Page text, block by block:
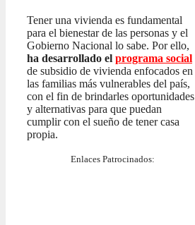
Tener una vivienda es fundamental
para el bienestar de las personas y el
Gobierno Nacional lo sabe. Por ello,
ha desarrollado el programa social
de subsidio de vivienda enfocados en
las familias más vulnerables del país,
con el fin de brindarles oportunidades
y alternativas para que puedan
cumplir con el sueño de tener casa
propia.
Enlaces Patrocinados: